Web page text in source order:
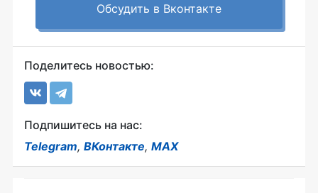
Обсудить в Вконтакте
Поделитесь новостью:
Подпишитесь на нас:
Telegram, ВКонтакте, MAX